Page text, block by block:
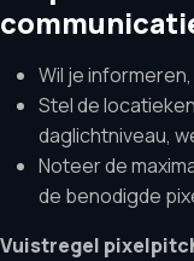
Wil je
Stel de
daglichtniveau,
Noteer de
de benodigde
Vuistregel